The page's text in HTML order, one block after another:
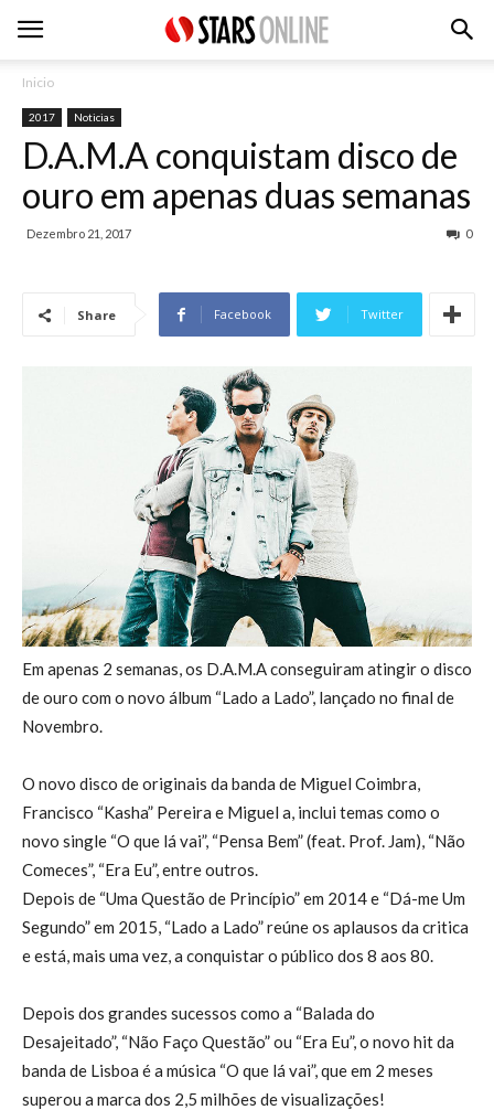
Inicio
2017 Noticias
D.A.M.A conquistam disco de
ouro em apenas duas semanas
Dezembro 21, 2017 0
Share Facebook Twitter
Em apenas 2 semanas, os D.A.M.A conseguiram atingir o disco
de ouro com o novo álbum “Lado a Lado”, lançado no final de
Novembro.
O novo disco de originais da banda de Miguel Coimbra,
Francisco “Kasha” Pereira e Miguel a, inclui temas como o
novo single “O que lá vai”, “Pensa Bem” (feat. Prof. Jam), “Não
Comeces”, “Era Eu”, entre outros.
Depois de “Uma Questão de Princípio” em 2014 e “Dá-me Um
Segundo” em 2015, “Lado a Lado” reúne os aplausos da critica
e está, mais uma vez, a conquistar o público dos 8 aos 80.
Depois dos grandes sucessos como a “Balada do
Desajeitado”, “Não Faço Questão” ou “Era Eu”, o novo hit da
banda de Lisboa é a música “O que lá vai”, que em 2 meses
superou a marca dos 2,5 milhões de visualizações!